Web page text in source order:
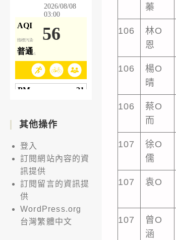
蓁
106
林O
恩
106
楊O
晴
106
蔡O
而
107
徐O
儒
107 袁O
107
曾O
涵
其他操作
登入
訂閱網站內容的資
訊提供
訂閱留言的資訊提
供
WordPress.org
台灣繁體中文